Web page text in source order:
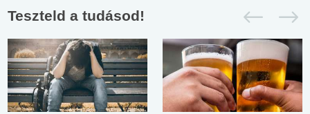
Teszteld a tudásod!